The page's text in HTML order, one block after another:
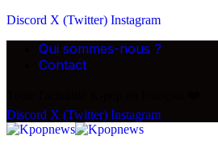
Discord X (Twitter) Instagram
Qui sommes-nous ?
Contact
Discord X (Twitter) Instagram